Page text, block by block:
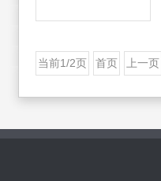
当前1/2页 首页 上一页